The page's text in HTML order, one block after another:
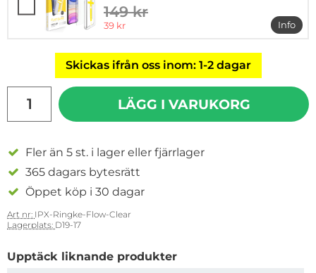
tidigare pris
149 kr
rea pris
39 kr
Info
mer
Skickas ifrån oss inom: 1-2 dagar
LÄGG I VARUKORG
Fler än 5 st. i lager eller fjärrlager
365 dagars bytesrätt
Öppet köp i 30 dagar
Art nr: IPX-Ringke-Flow-Clear
Lagerplats: D19-17
Upptäck liknande produkter